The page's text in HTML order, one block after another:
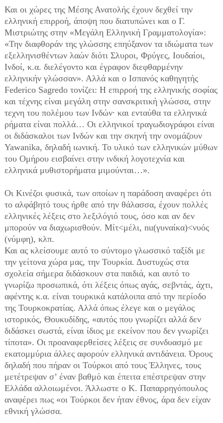
Και οι χώρες της Μέσης Ανατολής έχουν δεχθεί την
ελληνική επιρροή, άποψη που διατυπώνει και ο Γ.
Μιστριώτης στην «Μεγάλη Ελληνική Γραμματολογία»:
«Την διαφθοράν της γλώσσης επηύξανον τα ιδιώματα των
εξελληνισθέντων λαών διότι Σλυροι, Φρύγες, Ιουδαίοι,
Ινδοί, κ.α. διελέγοντο και έγραφον διεφθαρμένην
ελληνικήν γλώσσαν». Αλλά και ο Ισπανός καθηγητής
Federico Sagredo τονίζει: Η επιρροή της ελληνικής σοφίας
και τέχνης είναι μεγάλη στην σανσκριτική γλώσσα, στην
τεχνη του πολέμου των Ινδών· και ενταύθα τα ελληνικά
ρήματα είναι πολλά… Οι ελληνικοί τραγωδιογράφοι είναι
οι διδάσκαλοι των Ινδών και την σκηνή την ονομάζουν
Yawanika, δηλαδή ιωνική. Το υλικό των ελληνικών μύθων
του Ομήρου εισβαίνει στην ινδική λογοτεχνία και
ελληνικά μυθιστορήματα μιμούνται…».
Οι Κινέζοι φυσικά, των οποίων η παράδοση αναφέρει ότι
το αλφάβητό τους ήρθε από την θάλασσα, έχουν πολλές
ελληνικές λέξεις στο λεξιλόγιό τους, όσο και αν δεν
μπορούν να διαχωρισθούν. Μίτ<μέλι, nu(γυναίκα)<νυός
(νύμφη), κλπ.
Και ας κλείσουμε αυτό το σύντομο γλωσσικό ταξίδι με
την γείτονα χώρα μας, την Τουρκία. Δυστυχώς στα
σχολεία σήμερα διδάσκουν στα παιδιά, και αυτό το
γνωρίζω προσωπικά, ότι λέξεις όπως αγάς, σεβντάς, άχτι,
αφέντης κ.α. είναι τουρκικά κατάλοιπα από την περίοδο
της Τουρκοκρατίας. Αλλά όπως έλεγε και ο μεγάλος
ιστορικός, Θουκυδίδης, «αυτός που γνωρίζει αλλά δεν
διδάσκει σωστά, είναι ίδιος με εκείνον που δεν γνωρίζει
τίποτα». Οι προαναφερθείσες λέξεις σε συνδυασμό με
εκατομμύρια άλλες αφορούν ελληνικά αντιδάνεια. Όρους
δηλαδή που πήραν οι Τούρκοι από τους Έλληνες, τους
μετέτρεψαν σ’ έναν βαθμό και έπειτα επέστρεψαν στην
Ελλάδα αλλοιωμένοι. Άλλωστε ο Κ. Παπαρρηγόπουλος
αναφέρει πως «οι Τούρκοι δεν ήταν έθνος, άρα δεν είχαν
εθνική γλώσσα.